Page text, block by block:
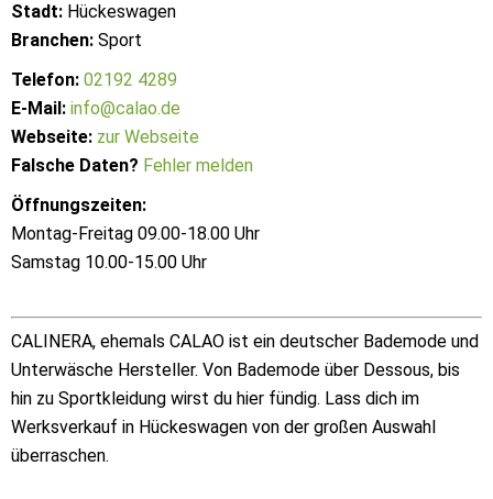
Stadt: Hückeswagen
Branchen: Sport
Telefon: 02192 4289
E-Mail: info@calao.de
Webseite: zur Webseite
Falsche Daten? Fehler melden
Öffnungszeiten:
Montag-Freitag 09.00-18.00 Uhr
Samstag 10.00-15.00 Uhr
CALINERA, ehemals CALAO ist ein deutscher Bademode und
Unterwäsche Hersteller. Von Bademode über Dessous, bis
hin zu Sportkleidung wirst du hier fündig. Lass dich im
Werksverkauf in Hückeswagen von der großen Auswahl
überraschen.